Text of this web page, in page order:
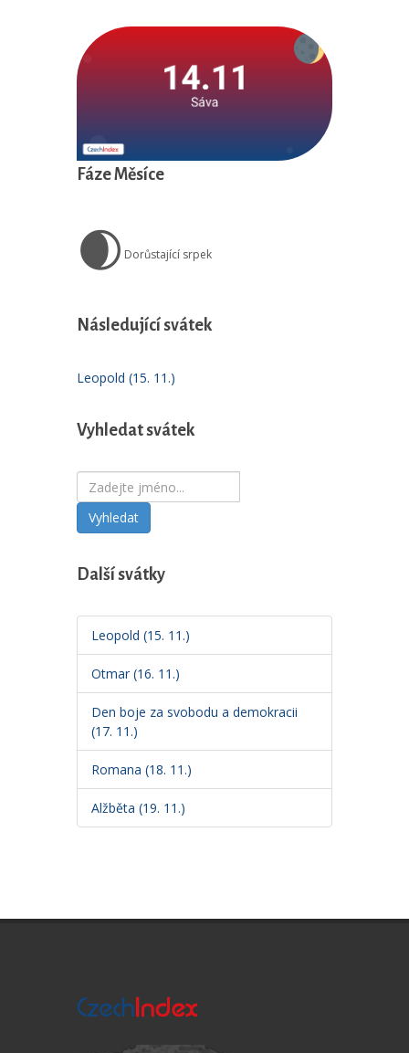
Fáze Měsíce
🌒 Dorůstající srpek
Následující svátek
Leopold (15. 11.)
Vyhledat svátek
Vyhledat
Další svátky
Leopold (15. 11.)
Otmar (16. 11.)
Den boje za svobodu a demokracii
(17. 11.)
Romana (18. 11.)
Alžběta (19. 11.)